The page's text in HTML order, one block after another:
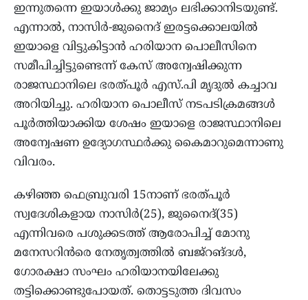
ഇന്നുതന്നെ ഇയാൾക്കു ജാമ്യം ലഭിക്കാനിടയുണ്ട്.
എന്നാൽ, നാസിർ-ജുനൈദ് ഇരട്ടക്കൊലയിൽ
ഇയാളെ വിട്ടുകിട്ടാൻ ഹരിയാന പൊലീസിനെ
സമീപിച്ചിട്ടുണ്ടെന്ന് കേസ് അന്വേഷിക്കുന്ന
രാജസ്ഥാനിലെ ഭരത്പൂർ എസ്.പി മൃദുൽ കച്ചാവ
അറിയിച്ചു. ഹരിയാന പൊലീസ് നടപടിക്രമങ്ങൾ
പൂർത്തിയാക്കിയ ശേഷം ഇയാളെ രാജസ്ഥാനിലെ
അന്വേഷണ ഉദ്യോഗസ്ഥർക്കു കൈമാറുമെന്നാണു
വിവരം.
കഴിഞ്ഞ ഫെബ്രുവരി 15നാണ് ഭരത്പൂർ
സ്വദേശികളായ നാസിർ(25), ജുനൈദ്(35)
എന്നിവരെ പശുക്കടത്ത് ആരോപിച്ച് മോനു
മനേസറിൻരെ നേതൃത്വത്തിൽ ബജ്‌റങ്ദൾ,
ഗോരക്ഷാ സംഘം ഹരിയാനയിലേക്കു
തട്ടിക്കൊണ്ടുപോയത്. തൊട്ടടുത്ത ദിവസം